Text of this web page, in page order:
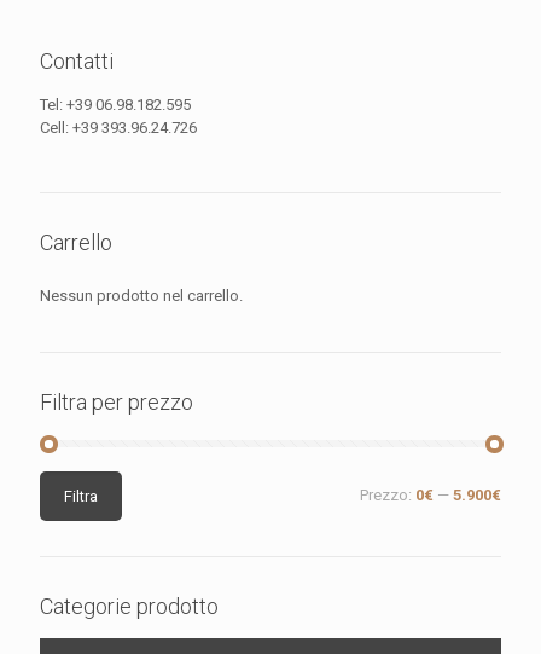
Contatti
Tel: +39 06.98.182.595
Cell: +39 393.96.24.726
Carrello
Nessun prodotto nel carrello.
Filtra per prezzo
Prezzo
Prezzo
MaxFiltra Prezzo: 0€ — 5.900€
Categorie prodotto